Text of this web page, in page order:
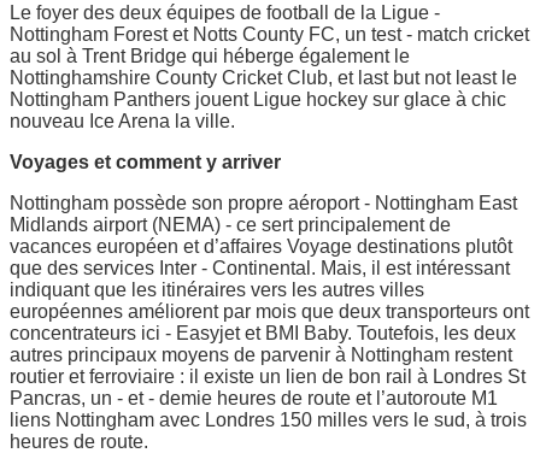
Le foyer des deux équipes de football de la Ligue -
Nottingham Forest et Notts County FC, un test - match cricket
au sol à Trent Bridge qui héberge également le
Nottinghamshire County Cricket Club, et last but not least le
Nottingham Panthers jouent Ligue hockey sur glace à chic
nouveau Ice Arena la ville.
Voyages et comment y arriver
Nottingham possède son propre aéroport - Nottingham East
Midlands airport (NEMA) - ce sert principalement de
vacances européen et d’affaires Voyage destinations plutôt
que des services Inter - Continental. Mais, il est intéressant
indiquant que les itinéraires vers les autres villes
européennes améliorent par mois que deux transporteurs ont
concentrateurs ici - Easyjet et BMI Baby. Toutefois, les deux
autres principaux moyens de parvenir à Nottingham restent
routier et ferroviaire : il existe un lien de bon rail à Londres St
Pancras, un - et - demie heures de route et l’autoroute M1
liens Nottingham avec Londres 150 milles vers le sud, à trois
heures de route.